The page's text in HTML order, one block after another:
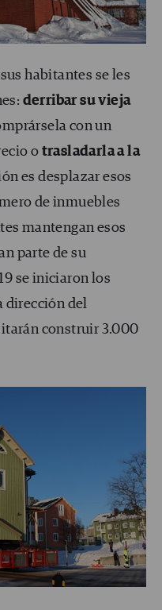
habitantes se les
derribar su vieja
con un
o trasladarla a la
es desplazar esos
de inmuebles
mantengan esos
parte de su
se iniciaron los
dirección del
construir 3.000